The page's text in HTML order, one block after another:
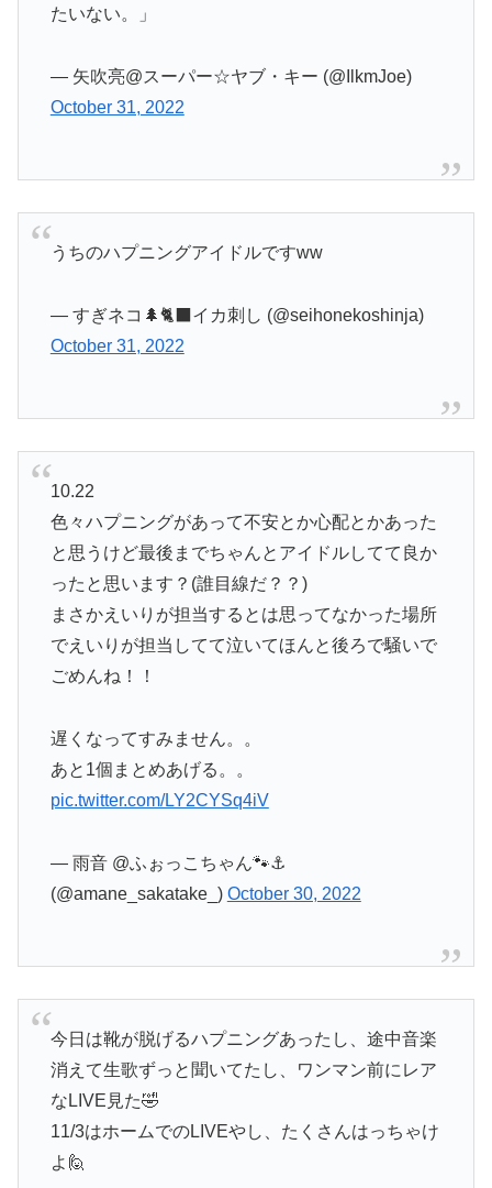
たいない。」
— 矢吹亮@スーパー☆ヤブ・キー (@IlkmJoe)
October 31, 2022
うちのハプニングアイドルですww
— すぎネコ🌲🐈‍⬛イカ刺し (@seihonekoshinja)
October 31, 2022
10.22
色々ハプニングがあって不安とか心配とかあった
と思うけど最後までちゃんとアイドルしてて良か
ったと思います？(誰目線だ？？)
まさかえいりが担当するとは思ってなかった場所
でえいりが担当してて泣いてほんと後ろで騒いで
ごめんね！！
遅くなってすみません。。
あと1個まとめあげる。。
pic.twitter.com/LY2CYSq4iV
— 雨音 @ふぉっこちゃん🐾⚓
(@amane_sakatake_) October 30, 2022
今日は靴が脱げるハプニングあったし、途中音楽
消えて生歌ずっと聞いてたし、ワンマン前にレア
なLIVE見た🤣
11/3はホームでのLIVEやし、たくさんはっちゃけ
よ🙋